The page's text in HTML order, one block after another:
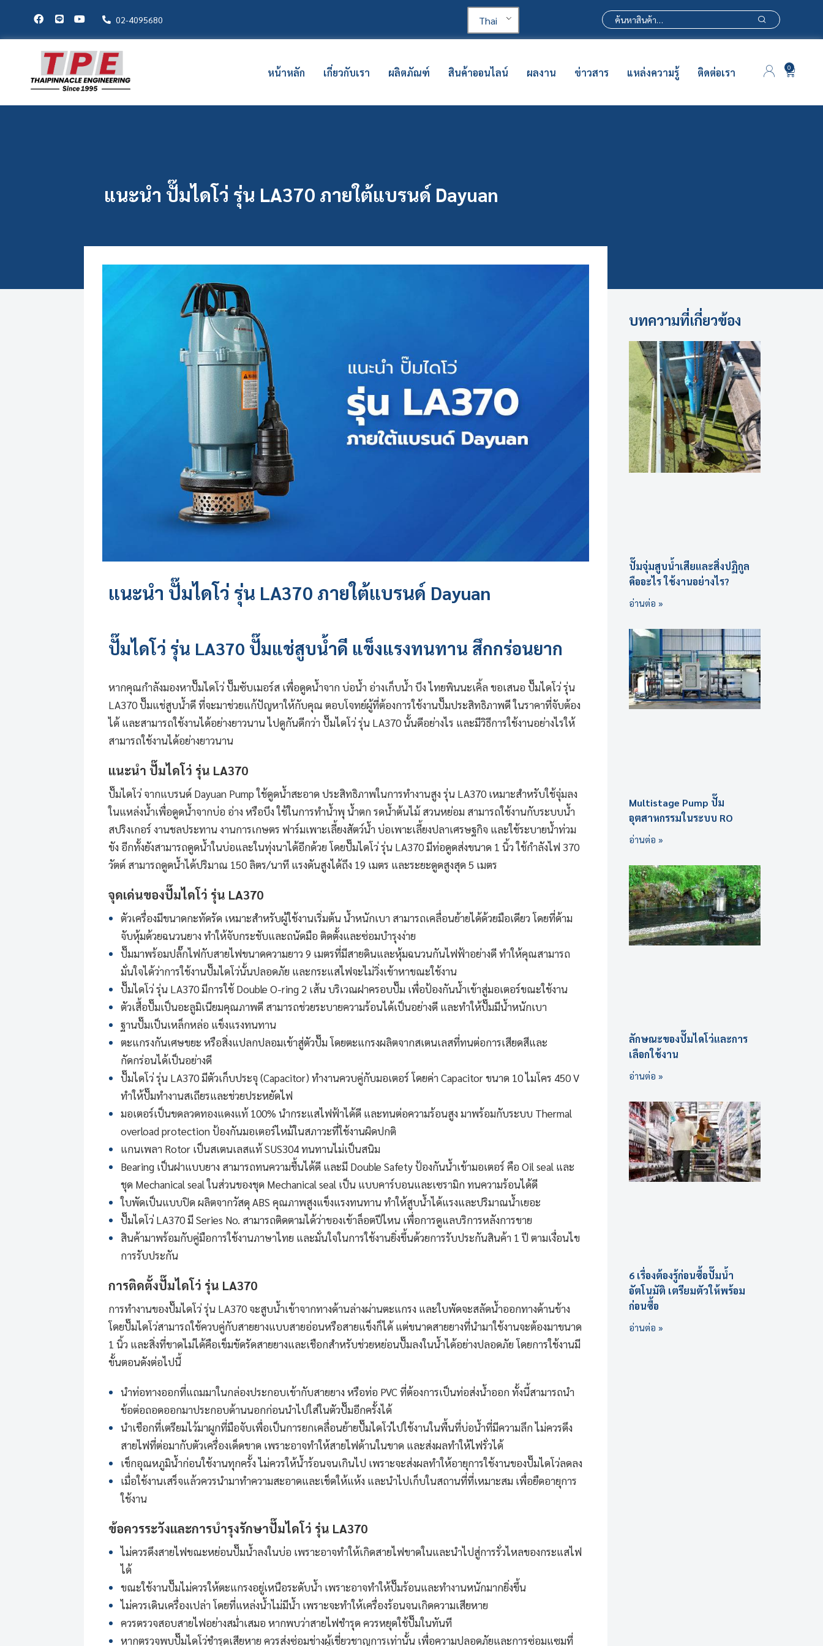
02-4095680 Thai
0
หน้าหลัก เกี่ยวกับเรา ผลิตภัณฑ์ สินค้าออนไลน์ ผลงาน ข่าวสาร แหล่งความรู้ ติดต่อเรา
แนะนำ ปั๊มไดโว่ รุ่น LA370 ภายใต้แบรนด์ Dayuan
แนะนำ ปั๊มไดโว่ รุ่น LA370 ภายใต้แบรนด์ Dayuan
ปั๊มไดโว่ รุ่น LA370 ปั๊มแช่สูบน้ำดี แข็งแรงทนทาน สึกกร่อนยาก
หากคุณกำลังมองหาปั๊มไดโว่ปั๊มซับเมอร์ส เพื่อดูดน้ำจาก บ่อน้ำ อ่างเก็บน้ำ บึง ไทยพินนะเคิ้ล ขอเสนอ ปั๊มไดโว่ รุ่น
LA370 ปั๊มแช่สูบน้ำดี ที่จะมาช่วยแก้ปัญหาให้กับคุณ ตอบโจทย์ผู้ที่ต้องการใช้งานปั๊มประสิทธิภาพดี ในราคาที่จับต้อง
ได้ และสามารถใช้งานได้อย่างยาวนาน ไปดูกันดีกว่า ปั๊มไดโว่ รุ่น LA370 นั้นดีอย่างไร และมีวิธีการใช้งานอย่างไรให้
สามารถใช้งานได้อย่างยาวนาน
แนะนำ ปั๊มไดโว่ รุ่น LA370
ปั๊มไดโว่จากแบรนด์ Dayuan Pumpใช้ดูดน้ำสะอาด ประสิทธิภาพในการทำงานสูง รุ่น LA370 เหมาะสำหรับใช้จุ่มลง
ในแหล่งน้ำเพื่อดูดน้ำจากบ่อ อ่าง หรือบึง ใช้ในการทำน้ำพุ น้ำตก รดน้ำต้นไม้ สวนหย่อม สามารถใช้งานกับระบบน้ำ
สปริงเกอร์ งานชลประทาน งานการเกษตร ฟาร์มเพาะเลี้ยงสัตว์น้ำ บ่อเพาะเลี้ยงปลาเศรษฐกิจ และใช้ระบายน้ำท่วม
ขัง อีกทั้งยังสามารถดูดน้ำในบ่อและในทุ่งนาได้อีกด้วย โดยปั๊มไดโว่ รุ่น LA370 มีท่อดูดส่งขนาด 1 นิ้ว ใช้กำลังไฟ 370
วัตต์ สามารถดูดน้ำได้ปริมาณ 150 ลิตร/นาที แรงดันสูงได้ถึง 19 เมตร และระยะดูดสูงสุด 5 เมตร
จุดเด่นของปั๊มไดโว่ รุ่น LA370
ตัวเครื่องมีขนาดกะทัดรัด เหมาะสำหรับผู้ใช้งานเริ่มต้น น้ำหนักเบา สามารถเคลื่อนย้ายได้ด้วยมือเดียว โดยที่ด้าม
จับหุ้มด้วยฉนวนยาง ทำให้จับกระชับและถนัดมือ ติดตั้งและซ่อมบำรุงง่าย
ปั๊มมาพร้อมปลั๊กไฟกับสายไฟขนาดความยาว 9 เมตรที่มีสายดินและหุ้มฉนวนกันไฟฟ้าอย่างดี ทำให้คุณสามารถ
มั่นใจได้ว่าการใช้งานปั๊มไดโว่นั้นปลอดภัย และกระแสไฟจะไม่วิ่งเข้าหาขณะใช้งาน
ปั๊มไดโว่รุ่น LA370 มีการใช้ Double O-ring 2 เส้น บริเวณฝาครอบปั๊ม เพื่อป้องกันน้ำเข้าสู่มอเตอร์ขณะใช้งาน
ตัวเสื้อปั๊มเป็นอะลูมิเนียมคุณภาพดี สามารถช่วยระบายความร้อนได้เป็นอย่างดี และทำให้ปั๊มมีน้ำหนักเบา
ฐานปั๊มเป็นเหล็กหล่อ แข็งแรงทนทาน
ตะแกรงกันเศษขยะ หรือสิ่งแปลกปลอมเข้าสู่ตัวปั๊ม โดยตะแกรงผลิตจากสเตนเลสที่ทนต่อการเสียดสีและ
กัดกร่อนได้เป็นอย่างดี
ปั๊มไดโว่ รุ่น LA370 มีตัวเก็บประจุ (Capacitor) ทำงานควบคู่กับมอเตอร์ โดยค่า Capacitor ขนาด 10 ไมโคร 450 V
ทำให้ปั๊มทำงานสเถียรและช่วยประหยัดไฟ
มอเตอร์เป็นขดลวดทองแดงแท้ 100% นำกระแสไฟฟ้าได้ดี และทนต่อความร้อนสูง มาพร้อมกับระบบ Thermal
overload protection ป้องกันมอเตอร์ไหม้ในสภาวะที่ใช้งานผิดปกติ
แกนเพลา Rotor เป็นสเตนเลสแท้ SUS304 ทนทานไม่เป็นสนิม
Bearing เป็นฝาแบบยาง สามารถทนความชื้นได้ดี และมี Double Safety ป้องกันน้ำเข้ามอเตอร์ คือ Oil seal และ
ชุด Mechanical seal ในส่วนของชุด Mechanical seal เป็น แบบคาร์บอนและเซรามิก ทนความร้อนได้ดี
ใบพัดเป็นแบบปิด ผลิตจากวัสดุ ABS คุณภาพสูงแข็งแรงทนทาน ทำให้สูบน้ำได้แรงและปริมาณน้ำเยอะ
ปั๊มไดโว่LA370 มี Series No. สามารถติดตามได้ว่าของเข้าล็อตปีไหน เพื่อการดูแลบริการหลังการขาย
สินค้ามาพร้อมกับคู่มือการใช้งานภาษาไทย และมั่นใจในการใช้งานยิ่งขึ้นด้วยการรับประกันสินค้า 1 ปี ตามเงื่อนไข
การรับประกัน
การติดตั้งปั๊มไดโว่ รุ่น LA370
การทำงานของปั๊มไดโว่รุ่น LA370 จะสูบน้ำเข้าจากทางด้านล่างผ่านตะแกรง และใบพัดจะสลัดน้ำออกทางด้านข้าง
โดยปั๊มไดโว่สามารถใช้ควบคู่กับสายยางแบบสายอ่อนหรือสายแข็งก็ได้ แต่ขนาดสายยางที่นำมาใช้งานจะต้องมาขนาด
1 นิ้ว และสิ่งที่ขาดไม่ได้คือเข็มขัดรัดสายยางและเชือกสำหรับช่วยหย่อนปั๊มลงในน้ำได้อย่างปลอดภัย โดยการใช้งานมี
ขั้นตอนดังต่อไปนี้
นำท่อทางออกที่แถมมาในกล่องประกอบเข้ากับสายยาง หรือท่อ PVC ที่ต้องการเป็นท่อส่งน้ำออก ทั้งนี้สามารถนำ
ข้อต่อถอดออกมาประกอบด้านนอกก่อนนำไปใส่ในตัวปั๊มอีกครั้งได้
นำเชือกที่เตรียมไว้มาผูกที่มือจับเพื่อเป็นการยกเคลื่อนย้ายปั๊มไดโว่ไปใช้งานในพื้นที่บ่อน้ำที่มีความลึก ไม่ควรดึง
สายไฟที่ต่อมากับตัวเครื่องเด็ดขาด เพราะอาจทำให้สายไฟด้านในขาด และส่งผลทำให้ไฟรั่วได้
เช็กอุณหภูมิน้ำก่อนใช้งานทุกครั้ง ไม่ควรให้น้ำร้อนจนเกินไป เพราะจะส่งผลทำให้อายุการใช้งานของปั๊มไดโว่ลดลง
เมื่อใช้งานเสร็จแล้วควรนำมาทำความสะอาดและเช็ดให้แห้ง และนำไปเก็บในสถานที่ที่เหมาะสม เพื่อยืดอายุการ
ใช้งาน
ข้อควรระวังและการบำรุงรักษาปั๊มไดโว่ รุ่น LA370
ไม่ควรดึงสายไฟขณะหย่อนปั๊มน้ำลงในบ่อ เพราะอาจทำให้เกิดสายไฟขาดในและนำไปสู่การรั่วไหลของกระแสไฟ
ได้
ขณะใช้งานปั๊มไม่ควรให้ตะแกรงอยู่เหนือระดับน้ำ เพราะอาจทำให้ปั๊มร้อนและทำงานหนักมากยิ่งขึ้น
ไม่ควรเดินเครื่องเปล่า โดยที่แหล่งน้ำไม่มีน้ำ เพราะจะทำให้เครื่องร้อนจนเกิดความเสียหาย
ควรตรวจสอบสายไฟอย่างสม่ำเสมอ หากพบว่าสายไฟชำรุด ควรหยุดใช้ปั๊มในทันที
หากตรวจพบปั๊มไดโว่ชำรุดเสียหาย ควรส่งซ่อมช่างผู้เชี่ยวชาญการเท่านั้น เพื่อความปลอดภัยและการซ่อมแซมที่
บทความที่เกี่ยวข้อง
ปั๊มจุ่มสูบน้ำเสียและสิ่งปฏิกูล
คืออะไร ใช้งานอย่างไร?
อ่านต่อ »
Multistage Pump ปั๊ม
อุตสาหกรรมในระบบ RO
อ่านต่อ »
ลักษณะของปั๊มไดโว่และการ
เลือกใช้งาน
อ่านต่อ »
6 เรื่องต้องรู้ก่อนซื้อปั๊มน้ำ
อัตโนมัติ เตรียมตัวให้พร้อม
ก่อนซื้อ
อ่านต่อ »